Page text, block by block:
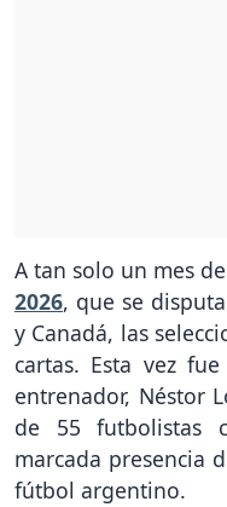
A tan solo un mes
2026, que se
y Canadá, las
cartas. Esta vez
entrenador, Néstor
de 55 futbolistas
marcada presencia
fútbol argentino.